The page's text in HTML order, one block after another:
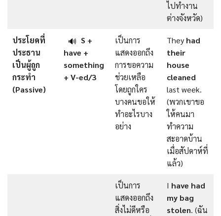
ไปทำงาน
ต่างจังหวัด)
ประโยคที่
ประธาน
เป็นผู้ถูก
กระทำ
(Passive)
🔊 S +
have +
something
+ V-ed/3
เป็นการ
แสดงออกถึง
การขอความ
ช่วยเหลือ
โดยถูกใคร
บางคนขอให้
ทำอะไรบาง
อย่าง
They had
their
house
cleaned
last week.
(พวกเขาขอ
ให้คนมา
ทำความ
สะอาดบ้าน
เมื่อสัปดาห์ที่
แล้ว)
เป็นการ
แสดงออกถึง
สิ่งไม่ดีหรือ
I have had
my bag
stolen. (ฉัน